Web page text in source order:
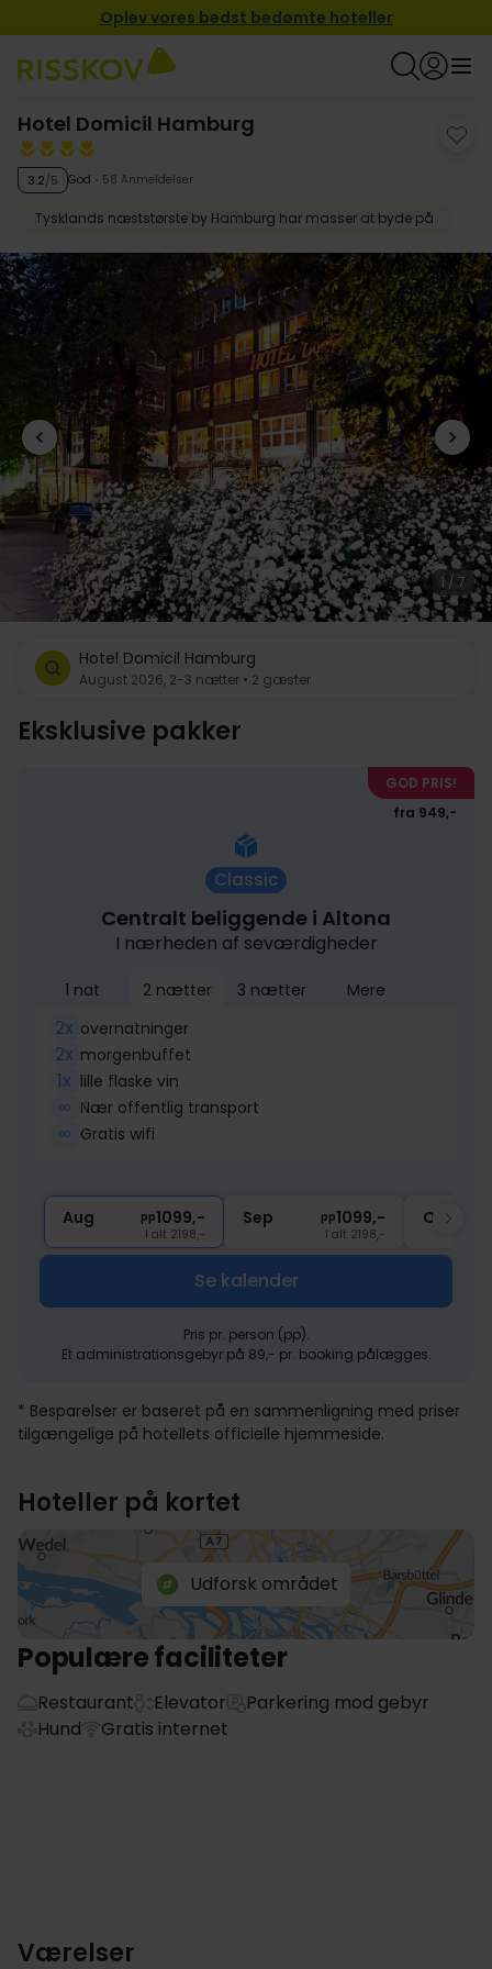
Oplev vores bedst bedømte hoteller
Hotel Domicil Hamburg
3.2/5 God 58 Anmeldelser
Tysklands næststørste by Hamburg har masser at byde på
1 / 7
Hotel Domicil Hamburg
August 2026, 2-3 nætter • 2 gæster
Eksklusive pakker
GOD PRIS!
fra 949,-
Classic
Centralt beliggende i Altona
I nærheden af seværdigheder
1 nat 2 nætter 3 nætter Mere
2x overnatninger
2x morgenbuffet
1x lille flaske vin
∞ Nær offentlig transport
∞ Gratis wifi
Aug pp1099,-
I alt 2198,-
Sep pp1099,-
I alt 2198,-
Okt
Se kalender
Pris pr. person (pp).
Et administrationsgebyr på 89,- pr. booking pålægges.
* Besparelser er baseret på en sammenligning med priser
tilgængelige på hotellets officielle hjemmeside.
Hoteller på kortet
Udforsk området
Populære faciliteter
Restaurant Elevator
Parkering mod gebyr
Hund
Gratis internet
Værelser